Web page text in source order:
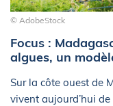
© AdobeStock
Focus :
algues, un
Sur la côte ouest de
vivent aujourd’hui